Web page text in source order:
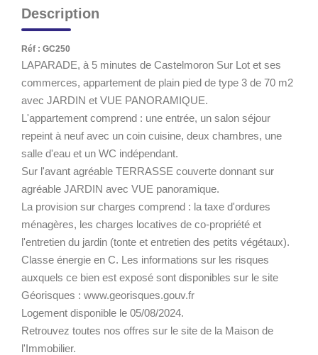
Description
Réf : GC250
LAPARADE, à 5 minutes de Castelmoron Sur Lot et ses
commerces, appartement de plain pied de type 3 de 70 m2
avec JARDIN et VUE PANORAMIQUE.
L'appartement comprend : une entrée, un salon séjour
repeint à neuf avec un coin cuisine, deux chambres, une
salle d'eau et un WC indépendant.
Sur l'avant agréable TERRASSE couverte donnant sur
agréable JARDIN avec VUE panoramique.
La provision sur charges comprend : la taxe d'ordures
ménagères, les charges locatives de co-propriété et
l'entretien du jardin (tonte et entretien des petits végétaux).
Classe énergie en C. Les informations sur les risques
auxquels ce bien est exposé sont disponibles sur le site
Géorisques : www.georisques.gouv.fr
Logement disponible le 05/08/2024.
Retrouvez toutes nos offres sur le site de la Maison de
l'Immobilier.